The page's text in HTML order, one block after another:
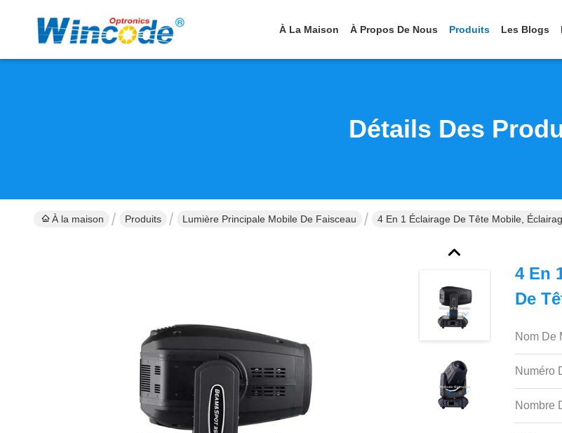
À La Maison À Propos De Nous Produits Les Blogs
Détails Des
À la maison Produits Lumière Principale Mobile De Faisceau 4 En 1 Éclairage De Tête Mobile,
4 En
De
Nom De
Numéro
Nombre